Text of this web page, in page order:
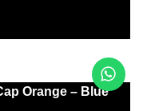
Orange – Blue